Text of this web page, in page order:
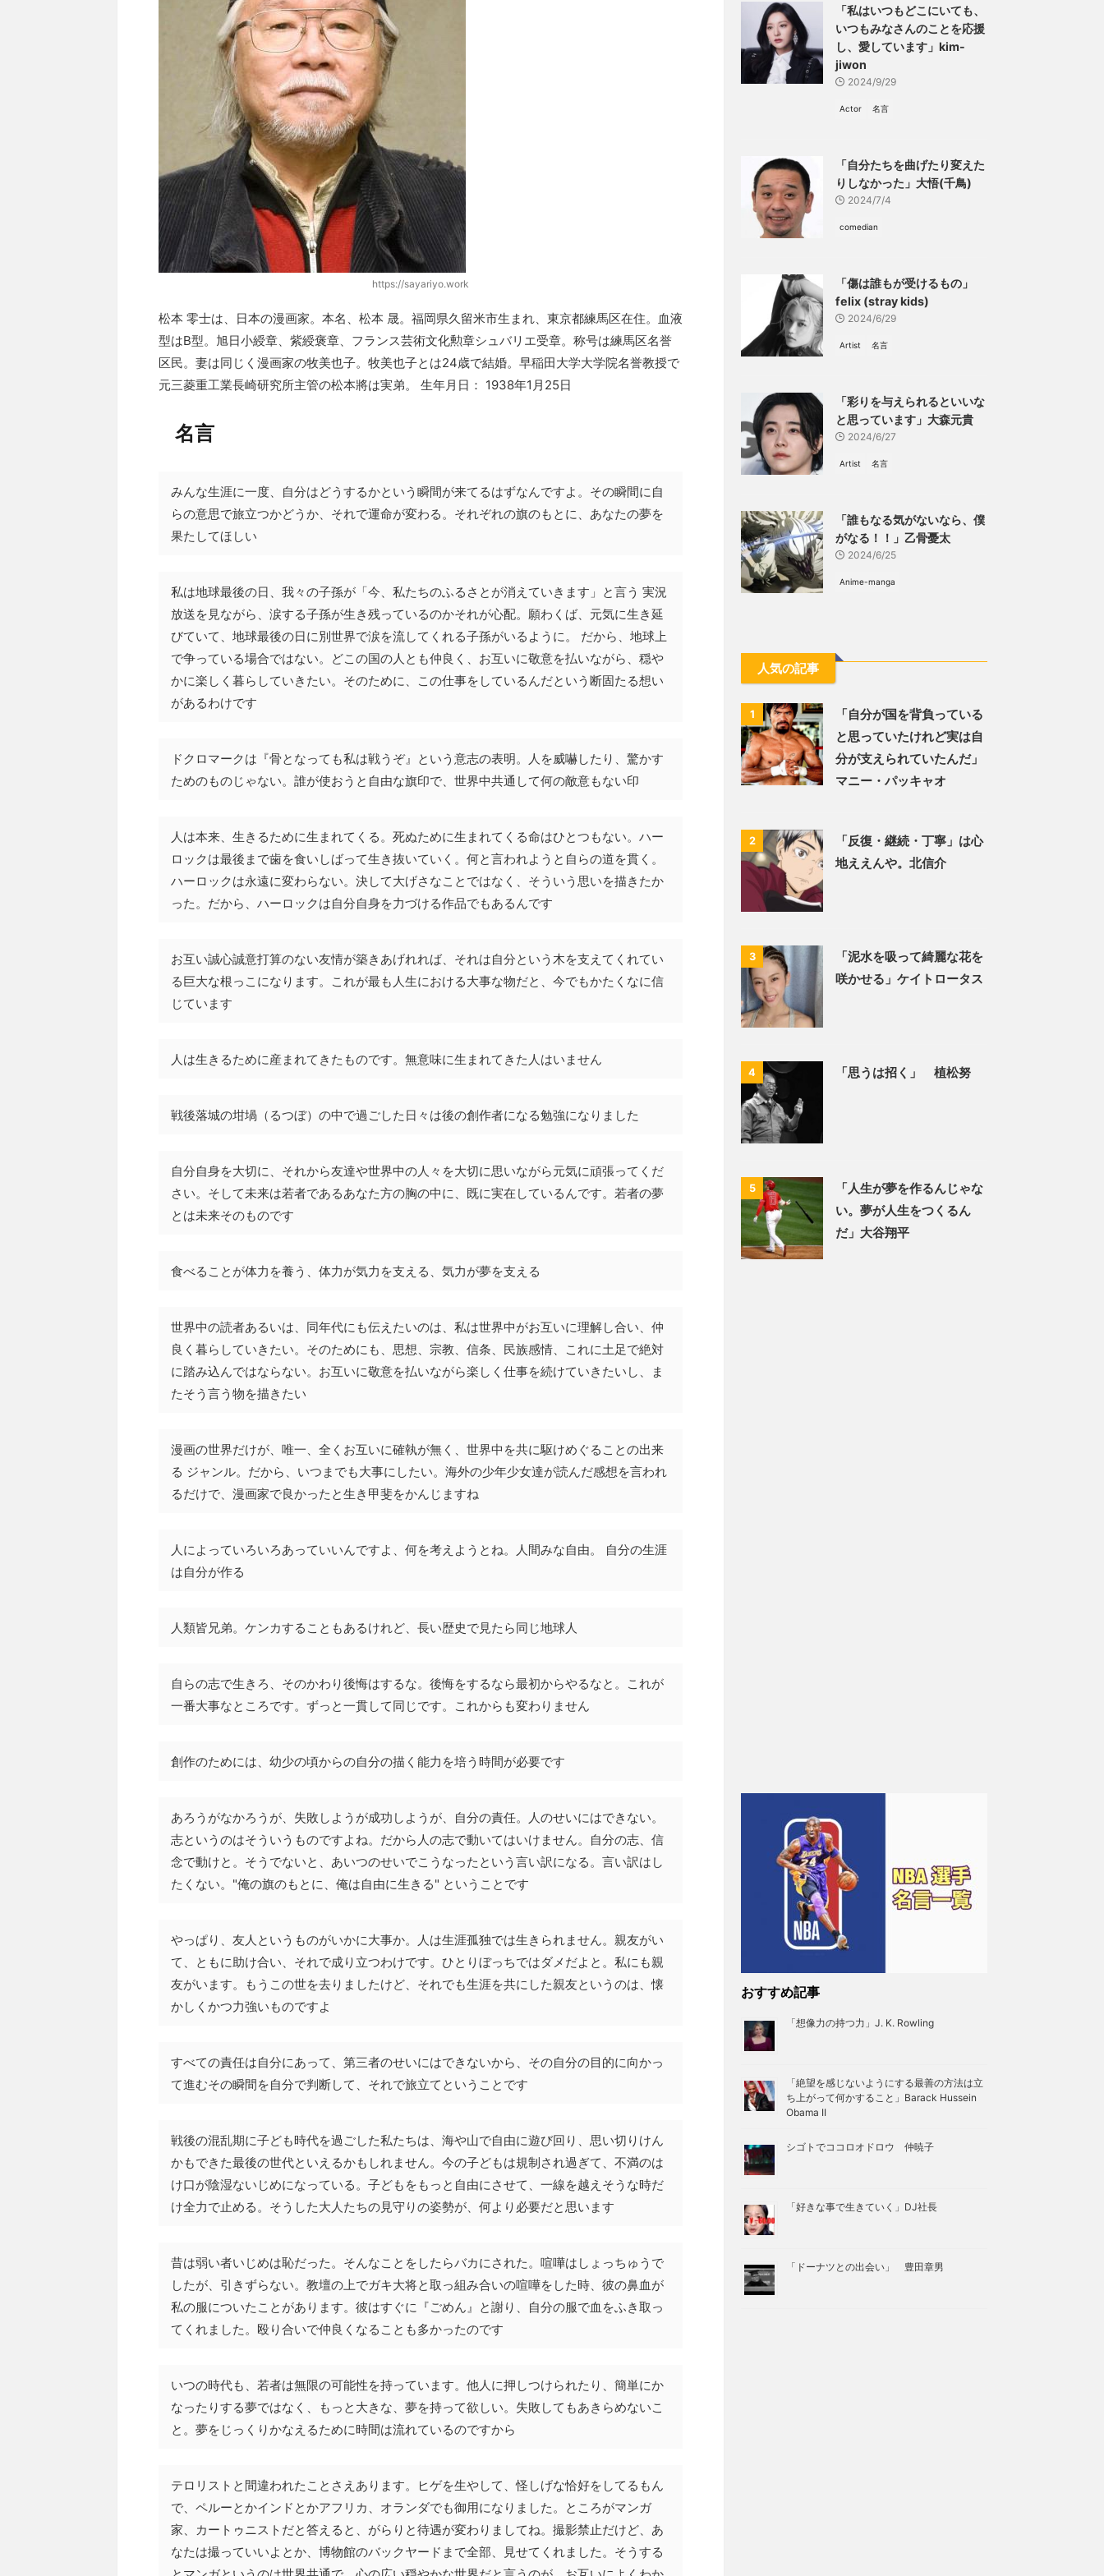
https://sayariyo.work
松本 零士は、日本の漫画家。本名、松本 晟。福岡県久留米市生まれ、東京都練馬区在住。血液
型はB型。旭日小綬章、紫綬褒章、フランス芸術文化勲章シュバリエ受章。称号は練馬区名誉
区民。妻は同じく漫画家の牧美也子。牧美也子とは24歳で結婚。早稲田大学大学院名誉教授で
元三菱重工業長崎研究所主管の松本將は実弟。 生年月日： 1938年1月25日
名言
みんな生涯に一度、自分はどうするかという瞬間が来てるはずなんですよ。その瞬間に自
らの意思で旅立つかどうか、それで運命が変わる。それぞれの旗のもとに、あなたの夢を
果たしてほしい
私は地球最後の日、我々の子孫が「今、私たちのふるさとが消えていきます」と言う 実況
放送を見ながら、涙する子孫が生き残っているのかそれが心配。願わくば、元気に生き延
びていて、地球最後の日に別世界で涙を流してくれる子孫がいるように。 だから、地球上
で争っている場合ではない。どこの国の人とも仲良く、お互いに敬意を払いながら、穏や
かに楽しく暮らしていきたい。そのために、この仕事をしているんだという断固たる想い
があるわけです
ドクロマークは『骨となっても私は戦うぞ』という意志の表明。人を威嚇したり、驚かす
ためのものじゃない。誰が使おうと自由な旗印で、世界中共通して何の敵意もない印
人は本来、生きるために生まれてくる。死ぬために生まれてくる命はひとつもない。ハー
ロックは最後まで歯を食いしばって生き抜いていく。何と言われようと自らの道を貫く。
ハーロックは永遠に変わらない。決して大げさなことではなく、そういう思いを描きたか
った。だから、ハーロックは自分自身を力づける作品でもあるんです
お互い誠心誠意打算のない友情が築きあげれれば、それは自分という木を支えてくれてい
る巨大な根っこになります。これが最も人生における大事な物だと、今でもかたくなに信
じています
人は生きるために産まれてきたものです。無意味に生まれてきた人はいません
戦後落城の坩堝（るつぼ）の中で過ごした日々は後の創作者になる勉強になりました
自分自身を大切に、それから友達や世界中の人々を大切に思いながら元気に頑張ってくだ
さい。そして未来は若者であるあなた方の胸の中に、既に実在しているんです。若者の夢
とは未来そのものです
食べることが体力を養う、体力が気力を支える、気力が夢を支える
世界中の読者あるいは、同年代にも伝えたいのは、私は世界中がお互いに理解し合い、仲
良く暮らしていきたい。そのためにも、思想、宗教、信条、民族感情、これに土足で絶対
に踏み込んではならない。お互いに敬意を払いながら楽しく仕事を続けていきたいし、ま
たそう言う物を描きたい
漫画の世界だけが、唯一、全くお互いに確執が無く、世界中を共に駆けめぐることの出来
る ジャンル。だから、いつまでも大事にしたい。海外の少年少女達が読んだ感想を言われ
るだけで、漫画家で良かったと生き甲斐をかんじますね
人によっていろいろあっていいんですよ、何を考えようとね。人間みな自由。 自分の生涯
は自分が作る
人類皆兄弟。ケンカすることもあるけれど、長い歴史で見たら同じ地球人
自らの志で生きろ、そのかわり後悔はするな。後悔をするなら最初からやるなと。これが
一番大事なところです。ずっと一貫して同じです。これからも変わりません
創作のためには、幼少の頃からの自分の描く能力を培う時間が必要です
あろうがなかろうが、失敗しようが成功しようが、自分の責任。人のせいにはできない。
志というのはそういうものですよね。だから人の志で動いてはいけません。自分の志、信
念で動けと。そうでないと、あいつのせいでこうなったという言い訳になる。言い訳はし
たくない。"俺の旗のもとに、俺は自由に生きる" ということです
やっぱり、友人というものがいかに大事か。人は生涯孤独では生きられません。親友がい
て、ともに助け合い、それで成り立つわけです。ひとりぼっちではダメだよと。私にも親
友がいます。もうこの世を去りましたけど、それでも生涯を共にした親友というのは、懐
かしくかつ力強いものですよ
すべての責任は自分にあって、第三者のせいにはできないから、その自分の目的に向かっ
て進むその瞬間を自分で判断して、それで旅立てということです
戦後の混乱期に子ども時代を過ごした私たちは、海や山で自由に遊び回り、思い切りけん
かもできた最後の世代といえるかもしれません。今の子どもは規制され過ぎて、不満のは
け口が陰湿ないじめになっている。子どもをもっと自由にさせて、一線を越えそうな時だ
け全力で止める。そうした大人たちの見守りの姿勢が、何より必要だと思います
昔は弱い者いじめは恥だった。そんなことをしたらバカにされた。喧嘩はしょっちゅうで
したが、引きずらない。教壇の上でガキ大将と取っ組み合いの喧嘩をした時、彼の鼻血が
私の服についたことがあります。彼はすぐに『ごめん』と謝り、自分の服で血をふき取っ
てくれました。殴り合いで仲良くなることも多かったのです
いつの時代も、若者は無限の可能性を持っています。他人に押しつけられたり、簡単にか
なったりする夢ではなく、もっと大きな、夢を持って欲しい。失敗してもあきらめないこ
と。夢をじっくりかなえるために時間は流れているのですから
テロリストと間違われたことさえあります。ヒゲを生やして、怪しげな恰好をしてるもん
で、ペルーとかインドとかアフリカ、オランダでも御用になりました。ところがマンガ
家、カートゥニストだと答えると、がらりと待遇が変わりましてね。撮影禁止だけど、あ
なたは撮っていいよとか、博物館のバックヤードまで全部、見せてくれました。そうする
「私はいつもどこにいても、
いつもみなさんのことを応援
し、愛しています」kim-
jiwon
2024/9/29
Actor 名言
「自分たちを曲げたり変えた
りしなかった」大悟(千鳥)
2024/7/4
comedian
「傷は誰もが受けるもの」
felix (stray kids)
2024/6/29
Artist 名言
「彩りを与えられるといいな
と思っています」大森元貴
2024/6/27
Artist 名言
「誰もなる気がないなら、僕
がなる！！」乙骨憂太
2024/6/25
Anime-manga
人気の記事
1
「自分が国を背負っている
と思っていたけれど実は自
分が支えられていたんだ」
マニー・パッキャオ
2
「反復・継続・丁寧」は心
地ええんや。北信介
3
「泥水を吸って綺麗な花を
咲かせる」ケイトロータス
4 「思うは招く」 植松努
5
「人生が夢を作るんじゃな
い。夢が人生をつくるん
だ」大谷翔平
おすすめ記事
「想像力の持つ力」J. K. Rowling
「絶望を感じないようにする最善の方法は立
ち上がって何かすること」Barack Hussein
Obama II
シゴトでココロオドロウ 仲暁子
「好きな事で生きていく」DJ社長
「ドーナツとの出会い」 豊田章男